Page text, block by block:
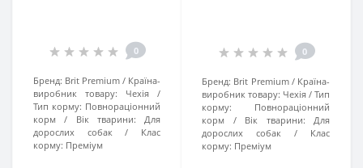
0
Бренд: Brit Premium
Країна-
виробник товару:
Чехія
Тип корму: Повнораціонний
корм
Вік тварини:
Для
дорослих собак
Клас
корму: Преміум
0
Бренд: Brit Premium
Країна-
виробник товару: Чехія
Тип
корму:
Повнораціонний
корм
Вік тварини:
Для
дорослих собак
Клас
корму: Преміум